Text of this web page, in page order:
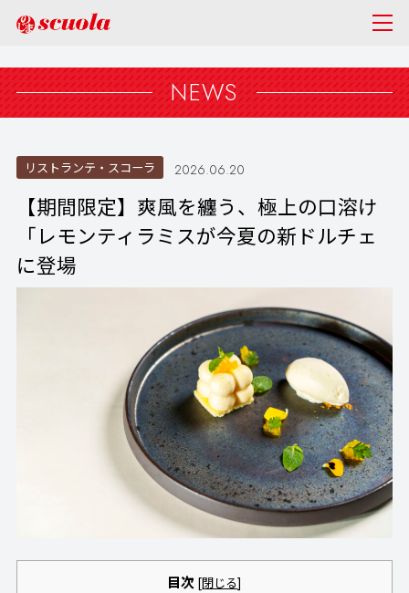
NEWS
リストランテ・スコーラ 2026.06.20
【期間限定】爽風を纏う、極上の口溶け
「レモンティラミスが今夏の新ドルチェ
に登場
目次 [閉じる]